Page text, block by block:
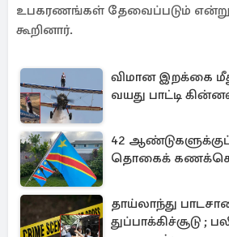
உபகரணங்கள் தேவைப்படும்
கூறினார்.
விமான இறக்கை
வயது பாட்டி
42
தொகைக்
தாய்லாந்து
துப்பாக்கிச்சூடு